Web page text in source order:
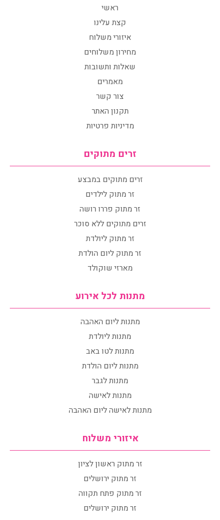
ראשי
קצת עלינו
איזורי משלוח
מחירון משלוחים
שאלות ותשובות
מאמרים
צור קשר
תקנון האתר
מדיניות פרטיות
זרים מתוקים
זרים מתוקים במבצע
זר מתוק לילדים
זר מתוק פררו רושה
זרים מתוקים ללא סוכר
זר מתוק ליולדת
זר מתוק ליום הולדת
מארזי שוקולד
מתנות לכל אירוע
מתנות ליום האהבה
מתנות ליולדת
מתנות לטו באב
מתנות ליום הולדת
מתנות לגבר
מתנות לאישה
מתנות לאישה ליום האהבה
איזורי משלוח
זר מתוק ראשון לציון
זר מתוק ירושלים
זר מתוק פתח תקווה
זר מתוק ירושלים